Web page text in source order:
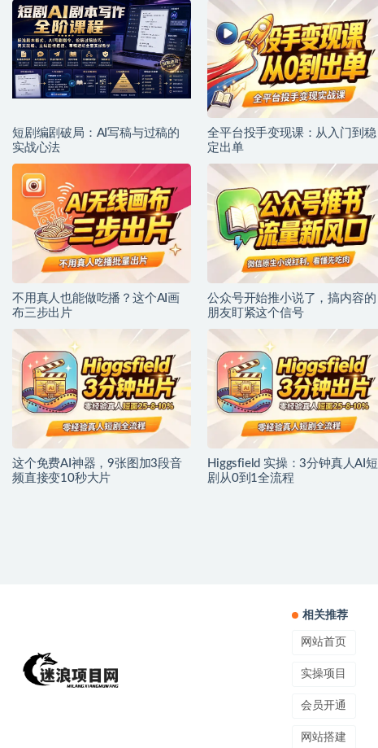
短剧编剧破局：AI写稿与过稿的
实战心法
全平台投手变现课：从入门到稳
定出单
不用真人也能做吃播？这个AI画
布三步出片
公众号开始推小说了，搞内容的
朋友盯紧这个信号
这个免费AI神器，9张图加3段音
频直接变10秒大片
Higgsfield 实操：3分钟真人AI短
剧从0到1全流程
相关推荐
网站首页
实操项目
会员开通
网站搭建